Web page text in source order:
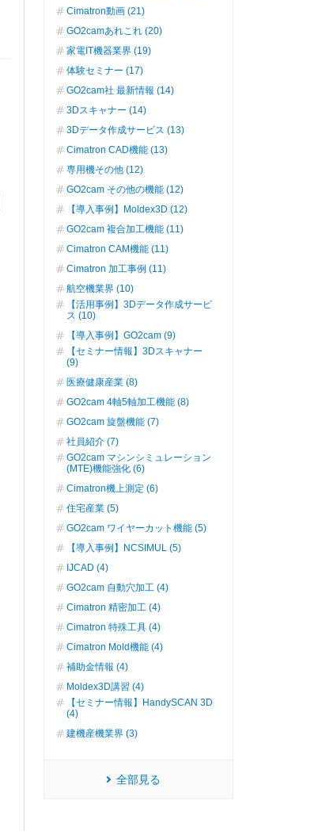
Cimatron動画 (21)
GO2camあれこれ (20)
家電IT機器業界 (19)
体験セミナー (17)
GO2cam社 最新情報 (14)
3Dスキャナー (14)
3Dデータ作成サービス (13)
Cimatron CAD機能 (13)
専用機その他 (12)
GO2cam その他の機能 (12)
【導入事例】Moldex3D (12)
GO2cam 複合加工機能 (11)
Cimatron CAM機能 (11)
Cimatron 加工事例 (11)
航空機業界 (10)
【活用事例】3Dデータ作成サービ
ス (10)
【導入事例】GO2cam (9)
【セミナー情報】3Dスキャナー
(9)
医療健康産業 (8)
GO2cam 4軸5軸加工機能 (8)
GO2cam 旋盤機能 (7)
社員紹介 (7)
GO2cam マシンシミュレーション
(MTE)機能強化 (6)
Cimatron機上測定 (6)
住宅産業 (5)
GO2cam ワイヤーカット機能 (5)
【導入事例】NCSIMUL (5)
IJCAD (4)
GO2cam 自動穴加工 (4)
Cimatron 精密加工 (4)
Cimatron 特殊工具 (4)
Cimatron Mold機能 (4)
補助金情報 (4)
Moldex3D講習 (4)
【セミナー情報】HandySCAN 3D
(4)
建機産機業界 (3)
全部見る